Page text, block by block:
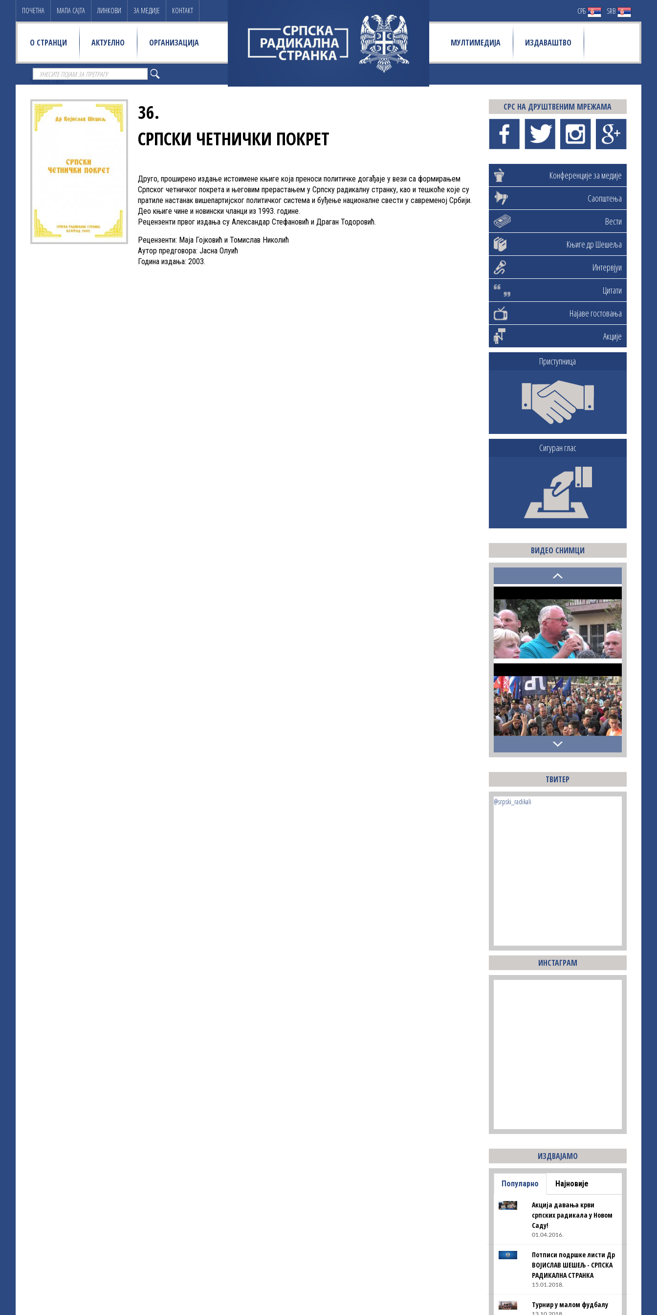
ПОЧЕТНА МАПА САЈТА ЛИНКОВИ ЗА МЕДИЈЕ КОНТАКТ СРБ SRB
О СТРАНЦИ АКТУЕЛНО ОРГАНИЗАЦИЈА МУЛТИМЕДИЈА ИЗДАВАШТВО
ЧЛАНСТВО
36.
СРПСКИ ЧЕТНИЧКИ ПОКРЕТ
Друго, проширено издање истоимене књиге која преноси политичке догађаје у вези са формирањем
Српског четничког покрета и његовим прерастањем у Српску радикалну странку, као и тешкоће које су
пратиле настанак вишепартијског политичког система и буђење националне свести у савременој Србији.
Део књиге чине и новински чланци из 1993. године.
Рецензенти првог издања су Александар Стефановић и Драган Тодоровић.
Рецензенти: Маја Гојковић и Томислав Николић
Аутор предговора: Јасна Олуић
Година издања: 2003.
СРС НА ДРУШТВЕНИМ МРЕЖАМА
Конференције за медије
Саопштења
Вести
Књиге др Шешеља
Интервјуи
Цитати
Најаве гостовања
Акције
Приступница
Сигуран глас
ВИДЕО СНИМЦИ
ТВИТЕР
@srpski_radikali
ИНСТАГРАМ
ИЗДВАЈАМО
Популарно Најновије
Акција давања крви
српских радикала у Новом
Саду!
01.04.2016.
Потписи подршке листи Др
ВОЈИСЛАВ ШЕШЕЉ - СРПСКА
РАДИКАЛНА СТРАНКА
15.01.2018.
Турнир у малом фудбалу